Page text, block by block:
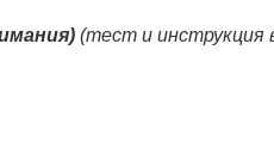
(тест и инструкция